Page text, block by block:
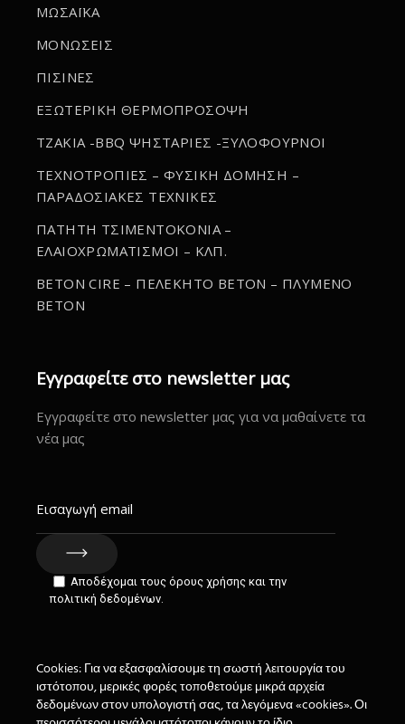
ΜΩΣΑΪΚΑ
ΜΟΝΩΣΕΙΣ
ΠΙΣΙΝΕΣ
ΕΞΩΤΕΡΙΚΗ ΘΕΡΜΟΠΡΟΣΟΨΗ
ΤΖΑΚΙΑ -BBQ ΨΗΣΤΑΡΙΕΣ -ΞΥΛΟΦΟΥΡΝΟΙ
ΤΕΧΝΟΤΡΟΠΙΕΣ – ΦΥΣΙΚΗ ΔΟΜΗΣΗ –
ΠΑΡΑΔΟΣΙΑΚΕΣ ΤΕΧΝΙΚΕΣ
ΠΑΤΗΤΗ ΤΣΙΜΕΝΤΟΚΟΝΙΑ –
ΕΛΑΙΟΧΡΩΜΑΤΙΣΜΟΙ – ΚΛΠ.
BETON CIRE – ΠΕΛΕΚΗΤΟ BETON – ΠΛΥΜΕΝΟ
BETON
Εγγραφείτε στο newsletter μας
Εγγραφείτε στο newsletter μας για να μαθαίνετε τα
νέα μας
Αποδέχομαι τους όρους χρήσης και την
πολιτική δεδομένων.
Cookies: Για να εξασφαλίσουμε τη σωστή λειτουργία του
ιστότοπου, μερικές φορές τοποθετούμε μικρά αρχεία
δεδομένων στον υπολογιστή σας, τα λεγόμενα «cookies». Οι